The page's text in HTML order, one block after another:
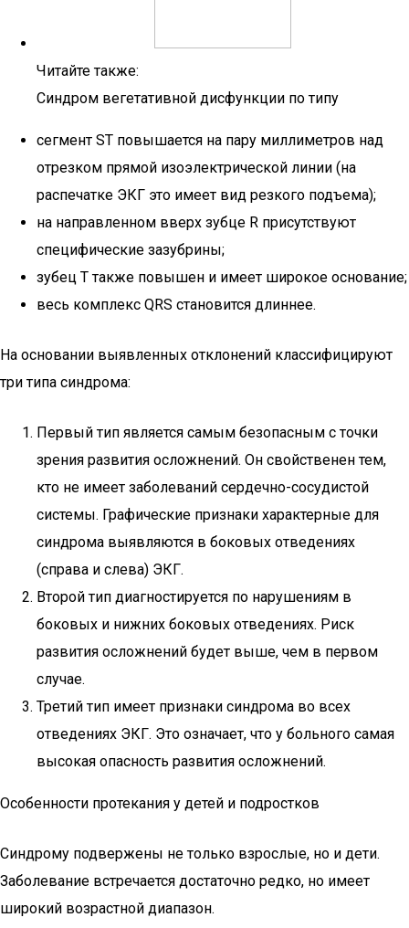
Читайте также:
Синдром вегетативной дисфункции по типу
сегмент ST повышается на пару миллиметров над
отрезком прямой изоэлектрической линии (на
распечатке ЭКГ это имеет вид резкого подъема);
на направленном вверх зубце R присутствуют
специфические зазубрины;
зубец Т также повышен и имеет широкое основание;
весь комплекс QRS становится длиннее.
На основании выявленных отклонений классифицируют
три типа синдрома:
Первый тип является самым безопасным с точки
зрения развития осложнений. Он свойственен тем,
кто не имеет заболеваний сердечно-сосудистой
системы. Графические признаки характерные для
синдрома выявляются в боковых отведениях
(справа и слева) ЭКГ.
Второй тип диагностируется по нарушениям в
боковых и нижних боковых отведениях. Риск
развития осложнений будет выше, чем в первом
случае.
Третий тип имеет признаки синдрома во всех
отведениях ЭКГ. Это означает, что у больного самая
высокая опасность развития осложнений.
Особенности протекания у детей и подростков
Синдрому подвержены не только взрослые, но и дети.
Заболевание встречается достаточно редко, но имеет
широкий возрастной диапазон.